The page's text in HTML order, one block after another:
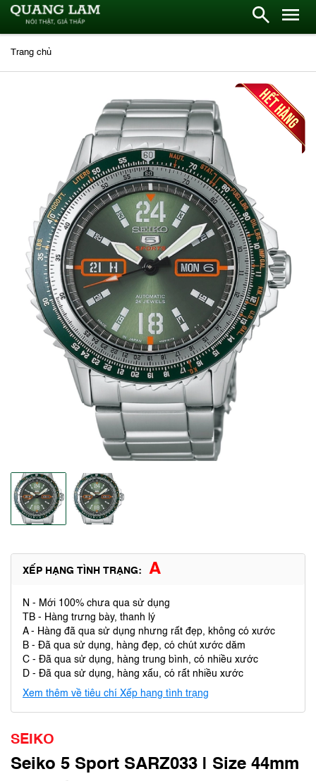
Trang chủ
XẾP HẠNG TÌNH TRẠNG: A
N - Mới 100% chưa qua sử dụng
TB - Hàng trưng bày, thanh lý
A - Hàng đã qua sử dụng nhưng rất đẹp, không có xước
B - Đã qua sử dụng, hàng đẹp, có chút xước dăm
C - Đã qua sử dụng, hàng trung bình, có nhiều xước
D - Đã qua sử dụng, hàng xấu, có rất nhiều xước
Xem thêm về tiêu chí Xếp hạng tình trạng
SEIKO
Seiko 5 Sport SARZ033 | Size 44mm